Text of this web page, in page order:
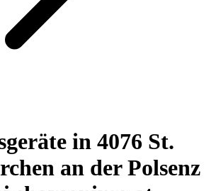
in 4076 St.
an der Polsenz